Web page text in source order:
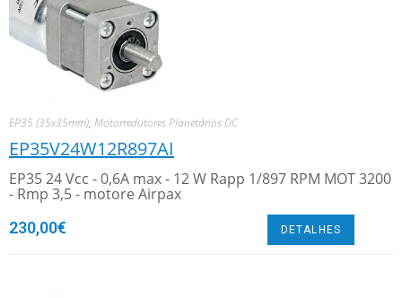
EP35 (35x35mm), Motorredutores Planetários DC
EP35V24W12R897AI
EP35 24 Vcc - 0,6A max - 12 W Rapp 1/897 RPM MOT 3200
- Rmp 3,5 - motore Airpax
230,00€ DETALHES